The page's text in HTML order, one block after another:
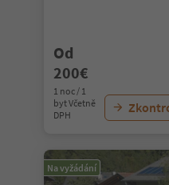
Od
200€
1 noc / 1
byt Včetně
DPH
Na vyžádání